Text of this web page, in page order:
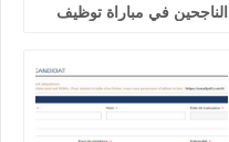
الناجحين في مباراة توظيف